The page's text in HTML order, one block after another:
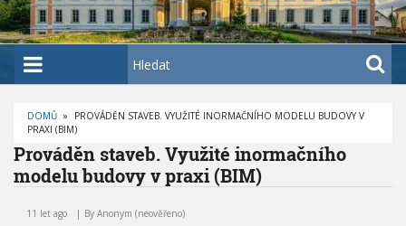
h
l
d
t
D
O
B
E
Č
O
V
DOMŮ »
PROVÁDĚN STAVEB. VYUŽITÉ INORMAČNÍHO MODELU BUDOVY V
PRAXI (BIM)
Prováděn staveb. Využité inormačního
modelu budovy v praxi (BIM)
11 let ago By Anonym (neověřeno)